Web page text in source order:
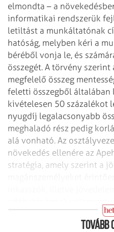
elmondta – a
informatikai rendszerük
letiltást a munkáltatónak
hatóság, melyben kéri a
béréből vonja le, és
összegét. A törvény
megfelelő összeg
feletti összegből általában
kivételesen 50 százalékot
nyugdíj legalacsonyabb
meghaladó rész pedig
alá vonható. Az
növekedés ellenére az
stratégia, amely szerint a
kötelezettsége a tartozások